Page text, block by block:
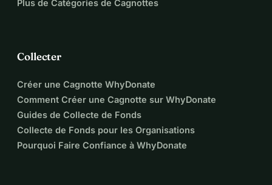
Plus de Catégories de Cagnottes
Collecter
Créer une Cagnotte WhyDonate
Comment Créer une Cagnotte sur WhyDonate
Guides de Collecte de Fonds
Collecte de Fonds pour les Organisations
Pourquoi Faire Confiance à WhyDonate